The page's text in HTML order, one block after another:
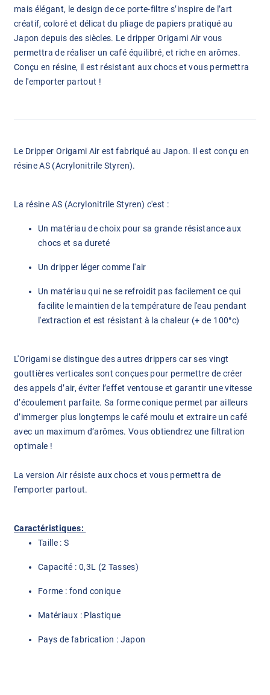
mais élégant, le design de ce porte-filtre s’inspire de l’art
créatif, coloré et délicat du pliage de papiers pratiqué au
Japon depuis des siècles. Le dripper Origami Air vous
permettra de réaliser un café équilibré, et riche en arômes.
Conçu en résine, il est résistant aux chocs et vous permettra
de l'emporter partout !
Le Dripper Origami Air est fabriqué au Japon. Il est conçu en
résine AS (Acrylonitrile Styren).
La résine AS (Acrylonitrile Styren) c'est :
Un matériau de choix pour sa grande résistance aux
chocs et sa dureté
Un dripper léger comme l'air
Un matériau qui ne se refroidit pas facilement ce qui
facilite le maintien de la température de l'eau pendant
l'extraction et est résistant à la chaleur (+ de 100°c)
L'Origami se distingue des autres drippers car ses vingt
gouttières verticales sont conçues pour permettre de créer
des appels d’air, éviter l’effet ventouse et garantir une vitesse
d’écoulement parfaite. Sa forme conique permet par ailleurs
d’immerger plus longtemps le café moulu et extraire un café
avec un maximum d’arômes. Vous obtiendrez une filtration
optimale !
La version Air résiste aux chocs et vous permettra de
l'emporter partout.
Caractéristiques:
Taille : S
Capacité : 0,3L (2 Tasses)
Forme : fond conique
Matériaux : Plastique
Pays de fabrication : Japon